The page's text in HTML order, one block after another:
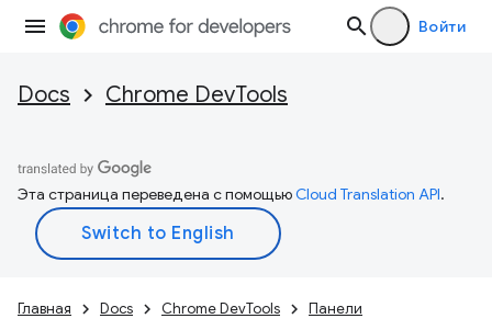
Войти
Docs Chrome DevTools
Эта страница переведена с помощьюCloud Translation API.
Главная Docs Chrome DevTools Панели